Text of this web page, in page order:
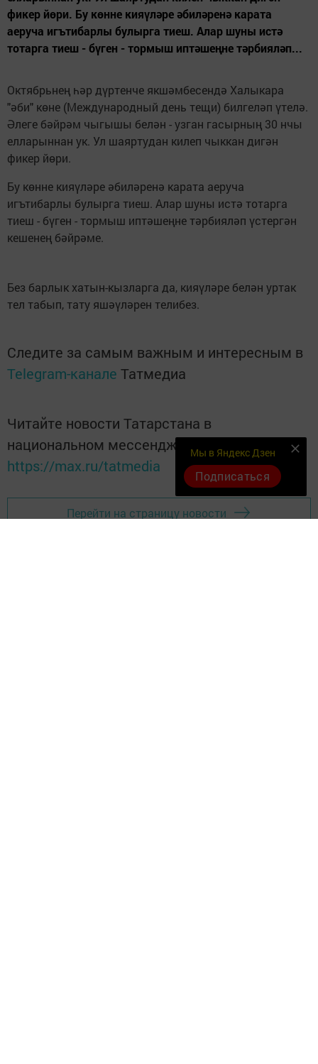
фикер йөри. Бу көнне кияүләре әбиләренә карата
аеруча игътибарлы булырга тиеш. Алар шуны истә
тотарга тиеш - бүген - тормыш иптәшеңне тәрбияләп...
Октябрьнең һәр дүртенче якшәмбесендә Халыкара
"әби" көне (Международный день тещи) билгеләп үтелә.
Әлеге бәйрәм чыгышы белән - узган гасырның 30 нчы
елларыннан ук. Ул шаяртудан килеп чыккан дигән
фикер йөри.
Бу көнне кияүләре әбиләренә карата аеруча
игътибарлы булырга тиеш. Алар шуны истә тотарга
тиеш - бүген - тормыш иптәшеңне тәрбияләп үстергән
кешенең бәйрәме.
Без барлык хатын-кызларга да, кияүләре белән уртак
тел табып, тату яшәүләрен телибез.
Следите за самым важным и интересным в
Telegram-канале Татмедиа
Читайте новости Татарстана в
национальном мессенджере MАХ:
https://max.ru/tatmedia
Перейти на страницу новости
Мы в Яндекс Дзен
Подписаться